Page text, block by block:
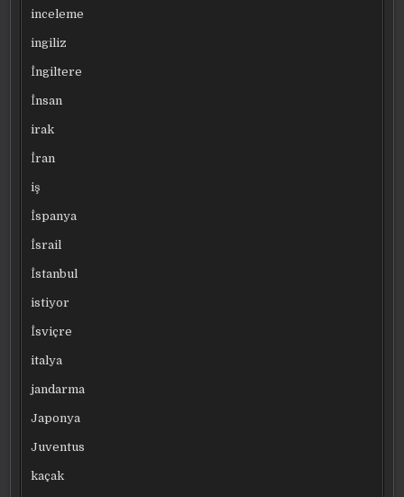
inceleme
ingiliz
İngiltere
İnsan
irak
İran
iş
İspanya
İsrail
İstanbul
istiyor
İsviçre
italya
jandarma
Japonya
Juventus
kaçak